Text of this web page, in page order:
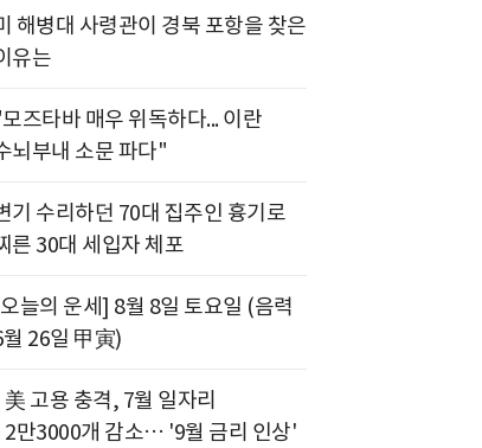
해병대 사령관이 경북 포항을 찾은
유는
즈타바 매우 위독하다... 이란
뇌부내 소문 파다"
기 수리하던 70대 집주인 흉기로
른 30대 세입자 체포
늘의 운세] 8월 8일 토요일 (음력
월 26일 甲寅)
美 고용 충격, 7월 일자리
2만3000개 감소… '9월 금리 인상'